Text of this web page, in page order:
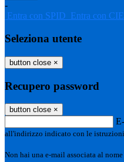
-
Entra con SPID Entra con CIE
Seleziona utente
button close ×
Recupero password
button close ×
all'indirizzo indicato con le istruzioni
Non hai una e-mail associata al